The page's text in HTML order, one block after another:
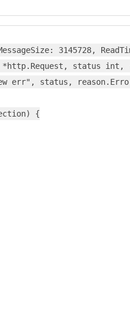
3145728,
status int,
err", status,
{